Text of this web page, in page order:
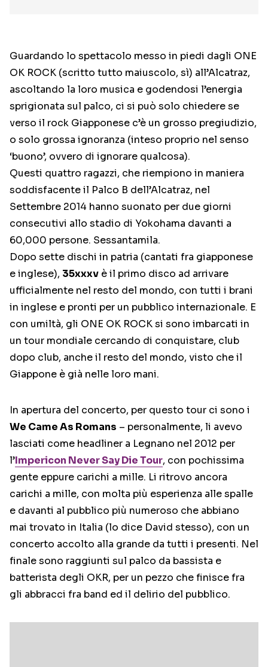
Guardando lo spettacolo messo in piedi dagli ONE
OK ROCK (scritto tutto maiuscolo, sì) all’Alcatraz,
ascoltando la loro musica e godendosi l’energia
sprigionata sul palco, ci si può solo chiedere se
verso il rock Giapponese c’è un grosso pregiudizio,
o solo grossa ignoranza (inteso proprio nel senso
‘buono’, ovvero di ignorare qualcosa).
Questi quattro ragazzi, che riempiono in maniera
soddisfacente il Palco B dell’Alcatraz, nel
Settembre 2014 hanno suonato per due giorni
consecutivi allo stadio di Yokohama davanti a
60,000 persone. Sessantamila.
Dopo sette dischi in patria (cantati fra giapponese
e inglese), 35xxxv è il primo disco ad arrivare
ufficialmente nel resto del mondo, con tutti i brani
in inglese e pronti per un pubblico internazionale. E
con umiltà, gli ONE OK ROCK si sono imbarcati in
un tour mondiale cercando di conquistare, club
dopo club, anche il resto del mondo, visto che il
Giappone è già nelle loro mani.
In apertura del concerto, per questo tour ci sono i
We Came As Romans – personalmente, li avevo
lasciati come headliner a Legnano nel 2012 per
l’Impericon Never Say Die Tour, con pochissima
gente eppure carichi a mille. Li ritrovo ancora
carichi a mille, con molta più esperienza alle spalle
e davanti al pubblico più numeroso che abbiano
mai trovato in Italia (lo dice David stesso), con un
concerto accolto alla grande da tutti i presenti. Nel
finale sono raggiunti sul palco da bassista e
batterista degli OKR, per un pezzo che finisce fra
gli abbracci fra band ed il delirio del pubblico.